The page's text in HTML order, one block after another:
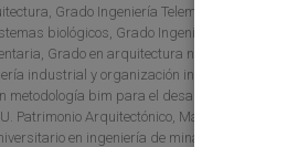
Grado Ingeniería Telemática, Grado
biológicos, Grado Ingeniería Eléctrica,
Grado en arquitectura naval e ingeniería
industrial y organización industrial, Máster
bim para el desarrollo de
Patrimonio Arquitectónico, Máster u. en
en ingeniería de minas , Máster